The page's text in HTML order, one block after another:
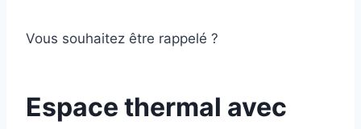
Vous souhaitez être rappelé ?
Espace thermal avec